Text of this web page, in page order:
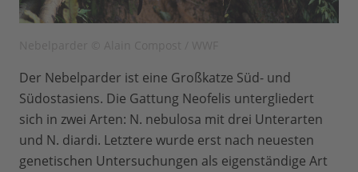
Der Nebelparder ist eine Großkatze Süd- und
Südostasiens. Die Gattung Neofelis untergliedert
sich in zwei Arten: N. nebulosa mit drei Unterarten
und N. diardi. Letztere wurde erst nach neuesten
genetischen Untersuchungen als eigenständige Art